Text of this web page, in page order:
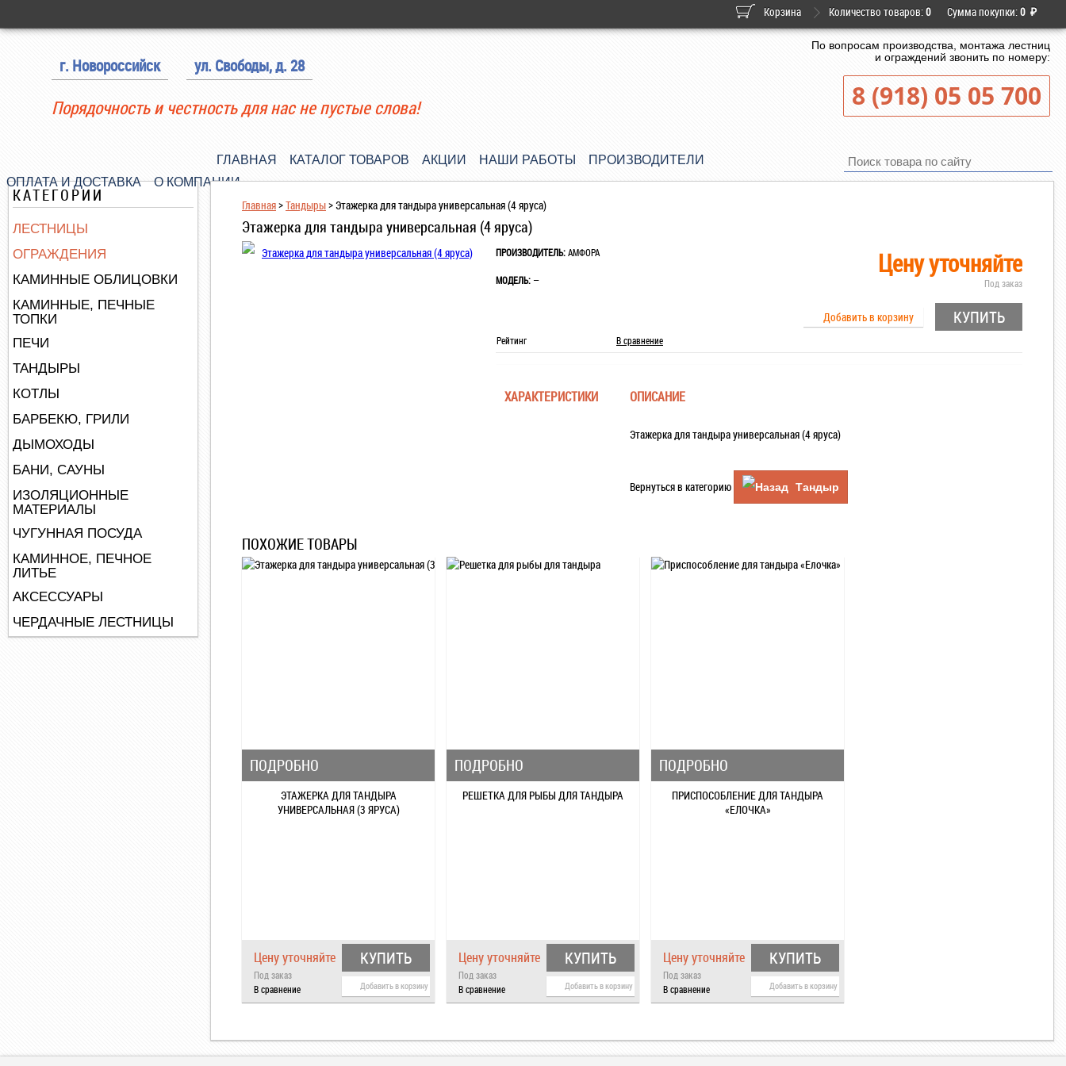
Корзина Количество товаров:0 Сумма покупки:0 ₽
г. Новороссийск ул. Свободы, д. 28
Порядочность и честность для нас не пустые слова!
По вопросам производства, монтажа лестниц
и ограждений звонить по номеру:
8 (918) 05 05 700
ГЛАВНАЯ КАТАЛОГ ТОВАРОВ АКЦИИ НАШИ РАБОТЫ
ПРОИЗВОДИТЕЛИ
ОПЛАТА И ДОСТАВКА
О КОМПАНИИ
КАТЕГОРИИ
ЛЕСТНИЦЫ
ОГРАЖДЕНИЯ
КАМИННЫЕ ОБЛИЦОВКИ
КАМИННЫЕ, ПЕЧНЫЕ
ТОПКИ
ПЕЧИ
ТАНДЫРЫ
КОТЛЫ
БАРБЕКЮ, ГРИЛИ
ДЫМОХОДЫ
БАНИ, САУНЫ
ИЗОЛЯЦИОННЫЕ
МАТЕРИАЛЫ
ЧУГУННАЯ ПОСУДА
КАМИННОЕ, ПЕЧНОЕ
ЛИТЬЕ
АКСЕССУАРЫ
ЧЕРДАЧНЫЕ ЛЕСТНИЦЫ
Главная>Тандыры>Этажерка для тандыра универсальная (4 яруса)
Этажерка для тандыра универсальная (4 яруса)
ПРОИЗВОДИТЕЛЬ: АМФОРА
МОДЕЛЬ: —
Рейтинг В сравнение
Цену уточняйте
Под заказ
КУПИТЬ
Добавить в корзину
ХАРАКТЕРИСТИКИ ОПИСАНИЕ
Этажерка для тандыра универсальная (4 яруса)
Вернуться в категорию Тандыр
ПОХОЖИЕ ТОВАРЫ
ПОДРОБНО
ЭТАЖЕРКА ДЛЯ ТАНДЫРА
УНИВЕРСАЛЬНАЯ (3 ЯРУСА)
Цену уточняйте
Под заказ
КУПИТЬ
В сравнение Добавить в корзину
ПОДРОБНО
РЕШЕТКА ДЛЯ РЫБЫ ДЛЯ ТАНДЫРА
Цену уточняйте
Под заказ
КУПИТЬ
В сравнение Добавить в корзину
ПОДРОБНО
ПРИСПОСОБЛЕНИЕ ДЛЯ ТАНДЫРА
«ЕЛОЧКА»
Цену уточняйте
Под заказ
КУПИТЬ
В сравнение Добавить в корзину